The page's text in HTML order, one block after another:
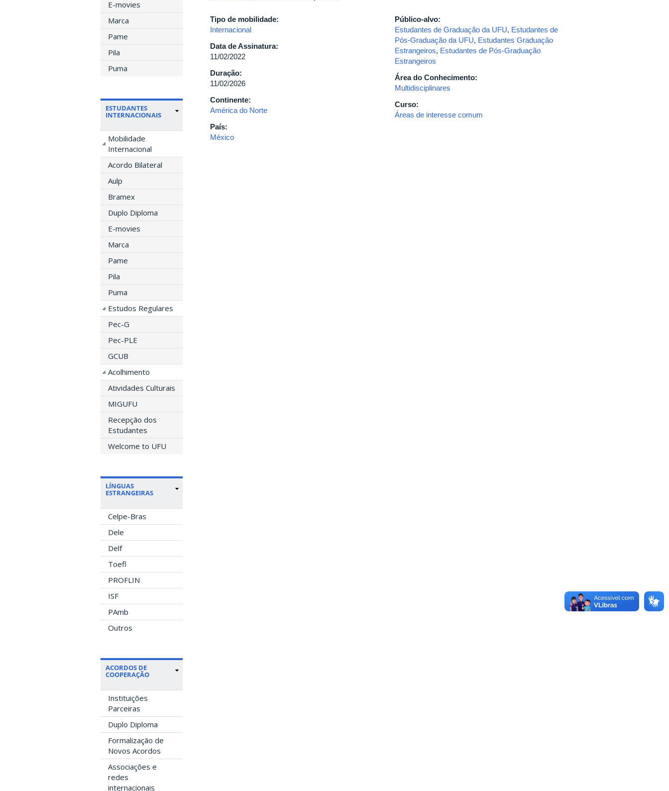
E-movies
Marca
Pame
Pila
Puma
ESTUDANTES
INTERNACIONAIS
Mobilidade
Internacional
Acordo Bilateral
Aulp
Bramex
Duplo Diploma
E-movies
Marca
Pame
Pila
Puma
Estudos Regulares
Pec-G
Pec-PLE
GCUB
Acolhimento
Atividades Culturais
MIGUFU
Recepção dos
Estudantes
Welcome to UFU
LÍNGUAS
ESTRANGEIRAS
Celpe-Bras
Dele
Delf
Toefl
PROFLIN
ISF
PAmb
Outros
ACORDOS DE
COOPERAÇÃO
Instituições
Parceiras
Duplo Diploma
Formalização de
Novos Acordos
Associações e
redes
internacionais
Tipo de mobilidade:
Internacional
Data de Assinatura:
11/02/2022
Duração:
11/02/2026
Continente:
América do Norte
País:
México
Público-alvo:
Estudantes de Graduação da UFU, Estudantes de
Pós-Graduação da UFU, Estudantes Graduação
Estrangeiros, Estudantes de Pós-Graduação
Estrangeiros
Área do Conhecimento:
Multidisciplinares
Curso:
Áreas de interesse comum